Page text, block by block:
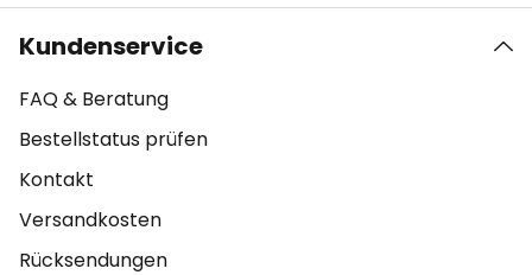
Kundenservice
FAQ & Beratung
Bestellstatus prüfen
Kontakt
Versandkosten
Rücksendungen